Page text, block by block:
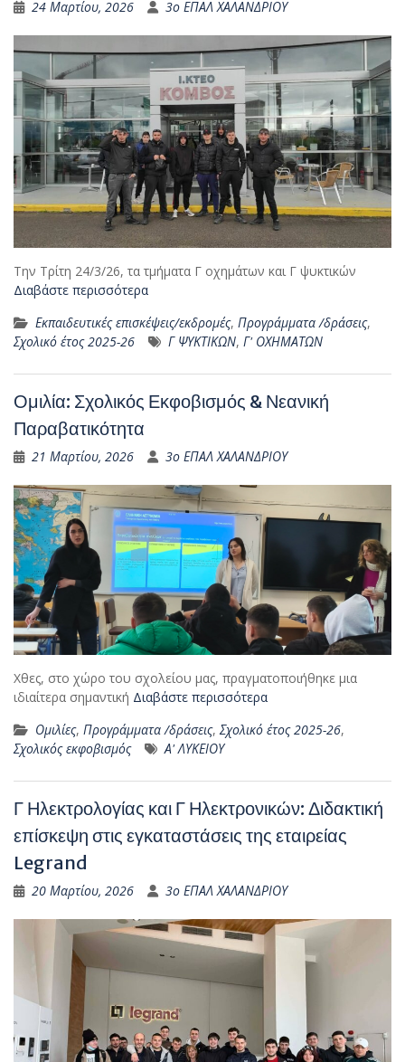
24 Μαρτίου, 2026 3ο ΕΠΑΛ ΧΑΛΑΝΔΡΙΟΥ
Την Τρίτη 24/3/26, τα τμήματα Γ οχημάτων και Γ ψυκτικών
Διαβάστε περισσότερα
Εκπαιδευτικές επισκέψεις/εκδρομές, Προγράμματα /δράσεις,
Σχολικό έτος 2025-26
Γ ΨΥΚΤΙΚΩΝ, Γ' ΟΧΗΜΑΤΩΝ
Ομιλία: Σχολικός Εκφοβισμός & Νεανική
Παραβατικότητα
21 Μαρτίου, 2026 3ο ΕΠΑΛ ΧΑΛΑΝΔΡΙΟΥ
Χθες, στο χώρο του σχολείου μας, πραγματοποιήθηκε μια
ιδιαίτερα σημαντική Διαβάστε περισσότερα
Ομιλίες, Προγράμματα /δράσεις, Σχολικό έτος 2025-26,
Σχολικός εκφοβισμός
Α' ΛΥΚΕΙΟΥ
Γ Ηλεκτρολογίας και Γ Ηλεκτρονικών: Διδακτική
επίσκεψη στις εγκαταστάσεις της εταιρείας
Legrand
20 Μαρτίου, 2026 3ο ΕΠΑΛ ΧΑΛΑΝΔΡΙΟΥ